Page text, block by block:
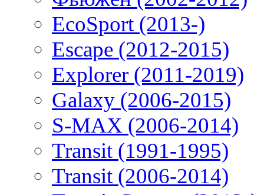
EcoSport (2013-)
Escape (2012-2015)
Explorer (2011-2019)
Galaxy (2006-2015)
S-MAX (2006-2014)
Transit (1991-1995)
Transit (2006-2014)